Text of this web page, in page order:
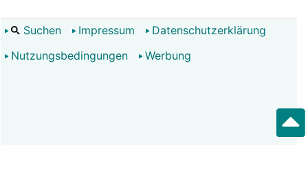
Suchen Impressum
Datenschutzerklärung
Nutzungsbedingungen
Werbung